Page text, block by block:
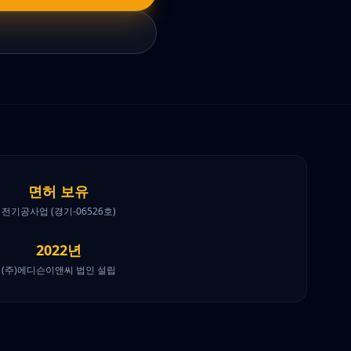
면허 보유
전기공사업 (경기-06526호)
2022년
(주)에디슨이앤씨 법인 설립